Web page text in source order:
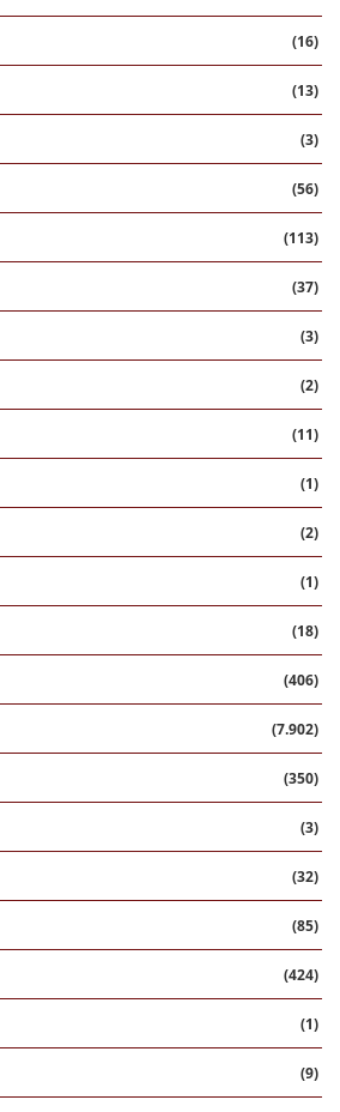
(16)
(13)
(3)
(56)
(113)
(37)
(3)
(2)
(11)
(1)
(2)
(1)
(18)
(406)
(7.902)
(350)
(3)
(32)
(85)
(424)
(1)
(9)